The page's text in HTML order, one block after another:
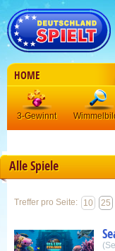
HOME
3-Gewinnt
Alle Spiele
Treffer pro Seite: 10 25